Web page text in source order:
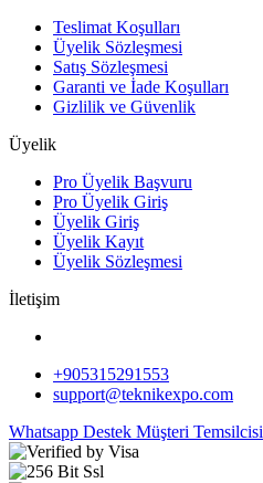
Teslimat Koşulları
Üyelik Sözleşmesi
Satış Sözleşmesi
Garanti ve İade Koşulları
Gizlilik ve Güvenlik
Üyelik
Pro Üyelik Başvuru
Pro Üyelik Giriş
Üyelik Giriş
Üyelik Kayıt
Üyelik Sözleşmesi
İletişim
+905315291553
support@teknikexpo.com
Whatsapp Destek Müşteri Temsilcisi